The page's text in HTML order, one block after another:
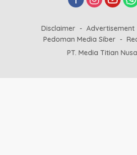
Disclaimer Advertisement
Pedoman Media Siber
PT. Media Titian